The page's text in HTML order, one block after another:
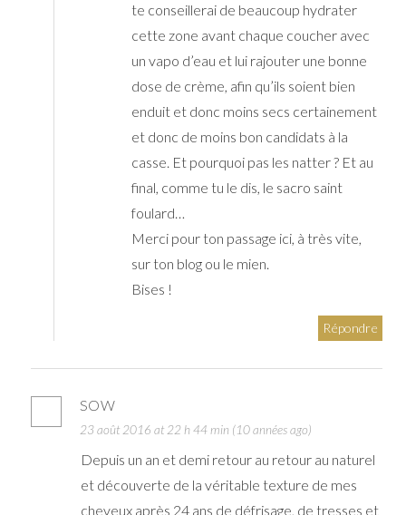
te conseillerai de beaucoup hydrater
cette zone avant chaque coucher avec
un vapo d’eau et lui rajouter une bonne
dose de crème, afin qu’ils soient bien
enduit et donc moins secs certainement
et donc de moins bon candidats à la
casse. Et pourquoi pas les natter ? Et au
final, comme tu le dis, le sacro saint
foulard…
Merci pour ton passage ici, à très vite,
sur ton blog ou le mien.
Bises !
Répondre
SOW
23 août 2016 at 22 h 44 min (10 années ago)
Depuis un an et demi retour au retour au naturel
et découverte de la véritable texture de mes
cheveux après 24 ans de défrisage, de tresses et